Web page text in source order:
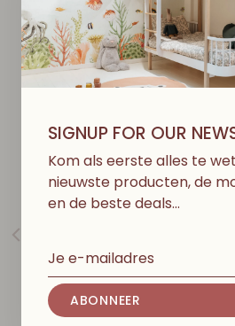
DITVINDJEMISSCHI
SIGNUP FOR OUR
Kom als eerste alles te
nieuwste producten, de
en de beste deals…
ABONNEER